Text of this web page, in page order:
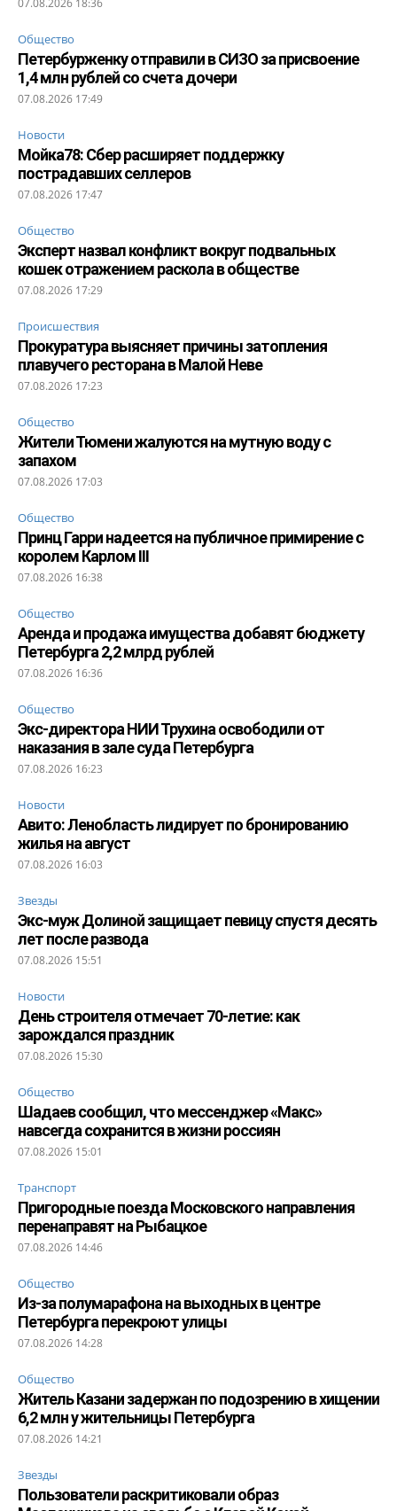
Общество
Петербурженку отправили в СИЗО за присвоение
1,4 млн рублей со счета дочери
07.08.2026 17:49
Новости
Мойка78: Сбер расширяет поддержку
пострадавших селлеров
07.08.2026 17:47
Общество
Эксперт назвал конфликт вокруг подвальных
кошек отражением раскола в обществе
07.08.2026 17:29
Происшествия
Прокуратура выясняет причины затопления
плавучего ресторана в Малой Неве
07.08.2026 17:23
Общество
Жители Тюмени жалуются на мутную воду с
запахом
07.08.2026 17:03
Общество
Принц Гарри надеется на публичное примирение с
королем Карлом III
07.08.2026 16:38
Общество
Аренда и продажа имущества добавят бюджету
Петербурга 2,2 млрд рублей
07.08.2026 16:36
Общество
Экс-директора НИИ Трухина освободили от
наказания в зале суда Петербурга
07.08.2026 16:23
Новости
Авито: Ленобласть лидирует по бронированию
жилья на август
07.08.2026 16:03
Звезды
Экс-муж Долиной защищает певицу спустя десять
лет после развода
07.08.2026 15:51
Новости
День строителя отмечает 70-летие: как
зарождался праздник
07.08.2026 15:30
Общество
Шадаев сообщил, что мессенджер «Макс»
навсегда сохранится в жизни россиян
07.08.2026 15:01
Транспорт
Пригородные поезда Московского направления
перенаправят на Рыбацкое
07.08.2026 14:46
Общество
Из-за полумарафона на выходных в центре
Петербурга перекроют улицы
07.08.2026 14:28
Общество
Житель Казани задержан по подозрению в хищении
6,2 млн у жительницы Петербурга
07.08.2026 14:21
Звезды
Пользователи раскритиковали образ